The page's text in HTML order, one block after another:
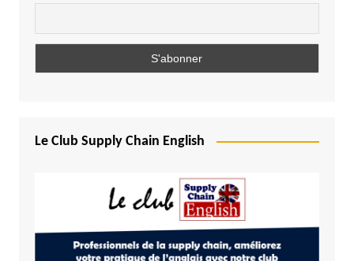
Le Club Supply Chain English